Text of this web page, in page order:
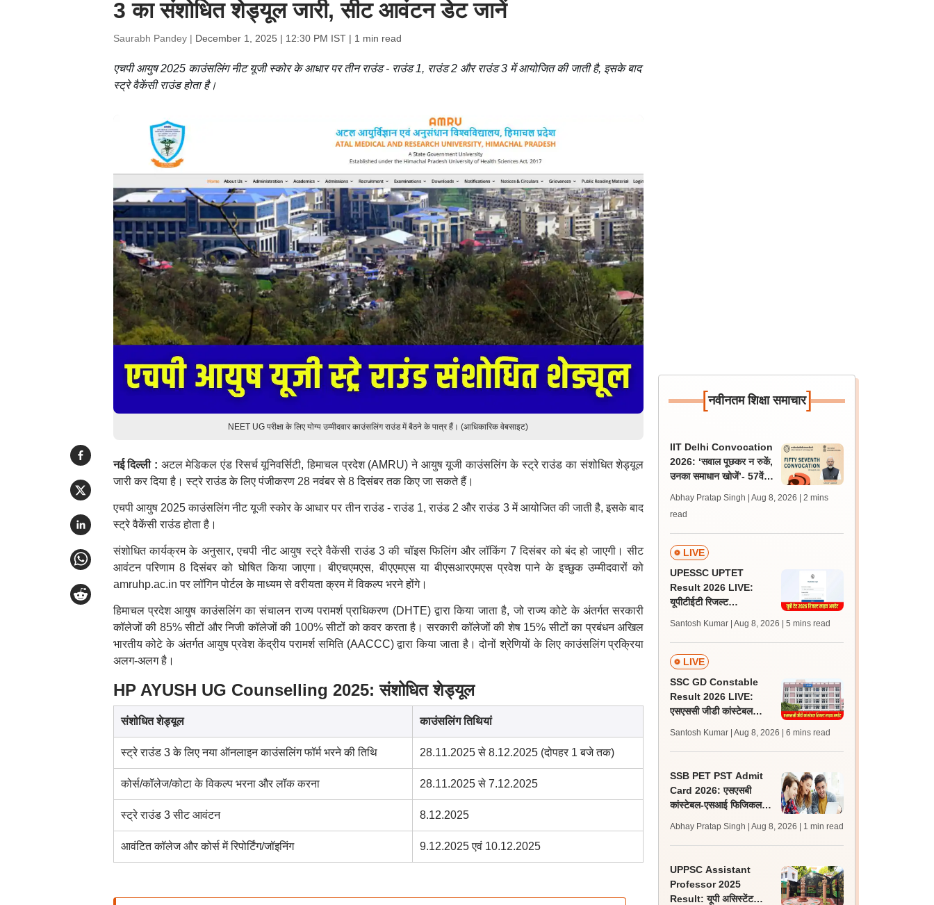
3 का संशोधित शेड्यूल जारी, सीट आवंटन डेट जानें
Saurabh Pandey | December 1, 2025 | 12:30 PM IST| 1 min read
एचपी आयुष 2025 काउंसलिंग नीट यूजी स्कोर के आधार पर तीन राउंड - राउंड 1, राउंड 2 और राउंड 3 में आयोजित की जाती है, इसके बाद
स्ट्रे वैकेंसी राउंड होता है।
NEET UG परीक्षा के लिए योग्य उम्मीदवार काउंसलिंग राउंड में बैठने के पात्र हैं। (आधिकारिक वेबसाइट)
नई दिल्ली : अटल मेडिकल एंड रिसर्च यूनिवर्सिटी, हिमाचल प्रदेश (AMRU) ने आयुष यूजी काउंसलिंग के स्ट्रे राउंड का संशोधित शेड्यूल
जारी कर दिया है। स्ट्रे राउंड के लिए पंजीकरण 28 नवंबर से 8 दिसंबर तक किए जा सकते हैं।
एचपी आयुष 2025 काउंसलिंग नीट यूजी स्कोर के आधार पर तीन राउंड - राउंड 1, राउंड 2 और राउंड 3 में आयोजित की जाती है, इसके बाद
स्ट्रे वैकेंसी राउंड होता है।
संशोधित कार्यक्रम के अनुसार, एचपी नीट आयुष स्ट्रे वैकेंसी राउंड 3 की चॉइस फिलिंग और लॉकिंग 7 दिसंबर को बंद हो जाएगी। सीट
आवंटन परिणाम 8 दिसंबर को घोषित किया जाएगा। बीएचएमएस, बीएएमएस या बीएसआरएमएस प्रवेश पाने के इच्छुक उम्मीदवारों को
amruhp.ac.in पर लॉगिन पोर्टल के माध्यम से वरीयता क्रम में विकल्प भरने होंगे।
हिमाचल प्रदेश आयुष काउंसलिंग का संचालन राज्य परामर्श प्राधिकरण (DHTE) द्वारा किया जाता है, जो राज्य कोटे के अंतर्गत सरकारी
कॉलेजों की 85% सीटों और निजी कॉलेजों की 100% सीटों को कवर करता है। सरकारी कॉलेजों की शेष 15% सीटों का प्रबंधन अखिल
भारतीय कोटे के अंतर्गत आयुष प्रवेश केंद्रीय परामर्श समिति (AACCC) द्वारा किया जाता है। दोनों श्रेणियों के लिए काउंसलिंग प्रक्रिया
अलग-अलग है।
HP AYUSH UG Counselling 2025: संशोधित शेड्यूल
संशोधित शेड्यूल काउंसलिंग तिथियां
स्ट्रे राउंड 3 के लिए नया ऑनलाइन काउंसलिंग फॉर्म भरने की तिथि 28.11.2025 से 8.12.2025 (दोपहर 1 बजे तक)
कोर्स/कॉलेज/कोटा के विकल्प भरना और लॉक करना 28.11.2025 से 7.12.2025
स्ट्रे राउंड 3 सीट आवंटन 8.12.2025
आवंटित कॉलेज और कोर्स में रिपोर्टिंग/जॉइनिंग 9.12.2025 एवं 10.12.2025
[नवीनतम शिक्षा समाचार]
IIT Delhi Convocation
2026: ‘सवाल पूछकर न रुकें,
उनका समाधान खोजें’- 57वें
Abhay Pratap Singh | Aug 8, 2026
| 2 mins
read
LIVE
UPESSC UPTET
Result 2026 LIVE:
यूपीटीईटी रिजल्ट
जल्द, जानें लेटेस्ट अपडेट,
पासिंग मार्क्स
Santosh Kumar | Aug 8, 2026 | 5 mins read
LIVE
SSC GD Constable
Result 2026 LIVE:
एसएससी जीडी कांस्टेबल
लेटेस्ट अपडेट, स्कोरकार्ड लिंक
Santosh Kumar | Aug 8, 2026 | 6 mins read
SSB PET PST Admit
Card 2026: एसएसबी
कांस्टेबल-एसआई फिजिकल
डाउनलोड करें
Abhay Pratap Singh | Aug 8, 2026 | 1 min read
UPPSC Assistant
Professor 2025
Result: यूपी असिस्टेंट